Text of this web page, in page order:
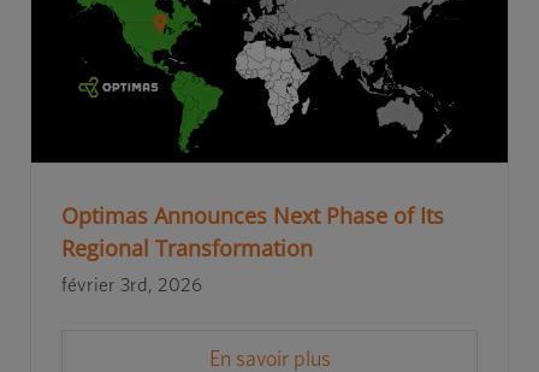
Optimas Announces Next Phase of Its
Regional Transformation
février 3rd, 2026
En savoir plus